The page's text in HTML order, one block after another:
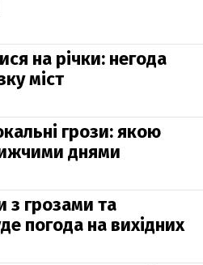
на річки: негода
міст
грози: якою
днями
з грозами та
погода на вихідних